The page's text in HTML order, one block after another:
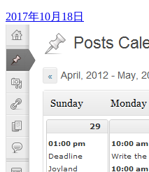
2017年10月18日